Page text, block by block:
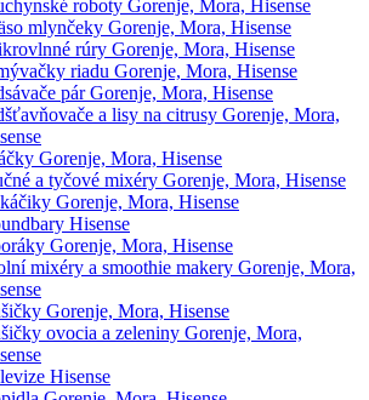
roboty Gorenje, Mora, Hisense
mlynčeky Gorenje, Mora, Hisense
rúry Gorenje, Mora, Hisense
riadu Gorenje, Mora, Hisense
pár Gorenje, Mora, Hisense
a lisy na citrusy Gorenje, Mora,
Gorenje, Mora, Hisense
a tyčové mixéry Gorenje, Mora, Hisense
Gorenje, Mora, Hisense
Hisense
Gorenje, Mora, Hisense
mixéry a smoothie makery Gorenje, Mora,
Gorenje, Mora, Hisense
ovocia a zeleniny Gorenje, Mora,
Hisense